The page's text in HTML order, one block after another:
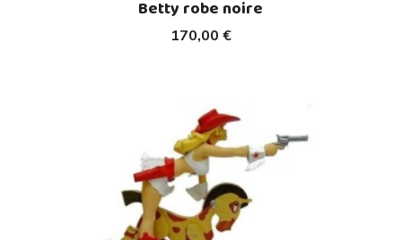
170,00 €
Betty robe noire